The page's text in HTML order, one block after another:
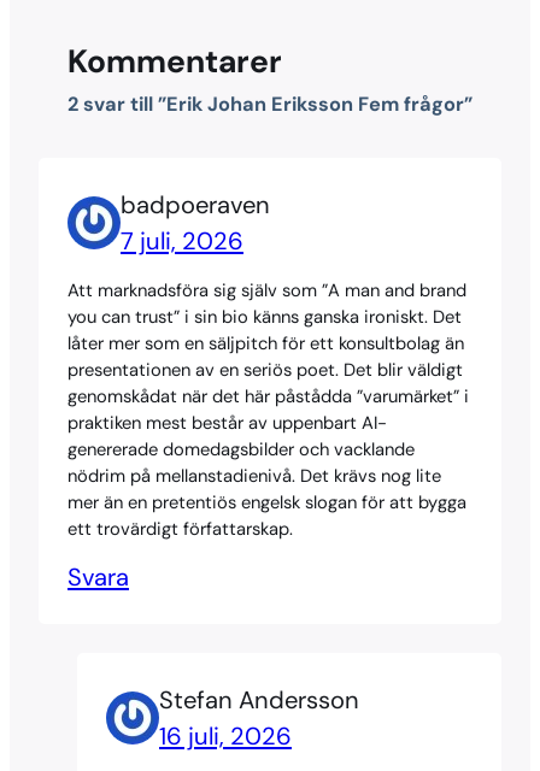
Kommentarer
2 svar till ”Erik Johan Eriksson Fem frågor”
badpoeraven
7 juli, 2026
Att marknadsföra sig själv som ”A man and brand
you can trust” i sin bio känns ganska ironiskt. Det
låter mer som en säljpitch för ett konsultbolag än
presentationen av en seriös poet. Det blir väldigt
genomskådat när det här påstådda ”varumärket” i
praktiken mest består av uppenbart AI-
genererade domedagsbilder och vacklande
nödrim på mellanstadienivå. Det krävs nog lite
mer än en pretentiös engelsk slogan för att bygga
ett trovärdigt författarskap.
Svara
Stefan Andersson
16 juli, 2026